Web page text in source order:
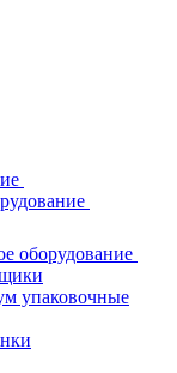
оборудование
упаковочные